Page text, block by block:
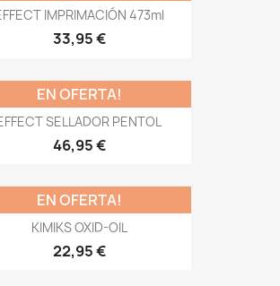
IMPRIMACIÓN 473ml
33,95 €
SELLADOR PENTOL
46,95 €
EN OFERTA!
KIMIKS OXID-OIL
22,95 €
EN OFERTA!